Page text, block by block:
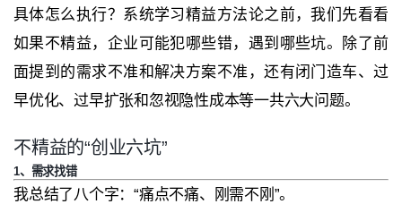
具体怎么执行？系统学习精益方法论之前，我们先看看
如果不精益，企业可能犯哪些错，遇到哪些坑。除了前
面提到的需求不准和解决方案不准，还有闭门造车、过
早优化、过早扩张和忽视隐性成本等一共六大问题。
不精益的“创业六坑”
1、需求找错
我总结了八个字：“痛点不痛、刚需不刚”。